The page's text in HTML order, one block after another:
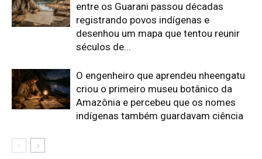
entre os Guarani passou décadas
registrando povos indígenas e
desenhou um mapa que tentou reunir
séculos de...
O engenheiro que aprendeu nheengatu
criou o primeiro museu botânico da
Amazônia e percebeu que os nomes
indígenas também guardavam ciência